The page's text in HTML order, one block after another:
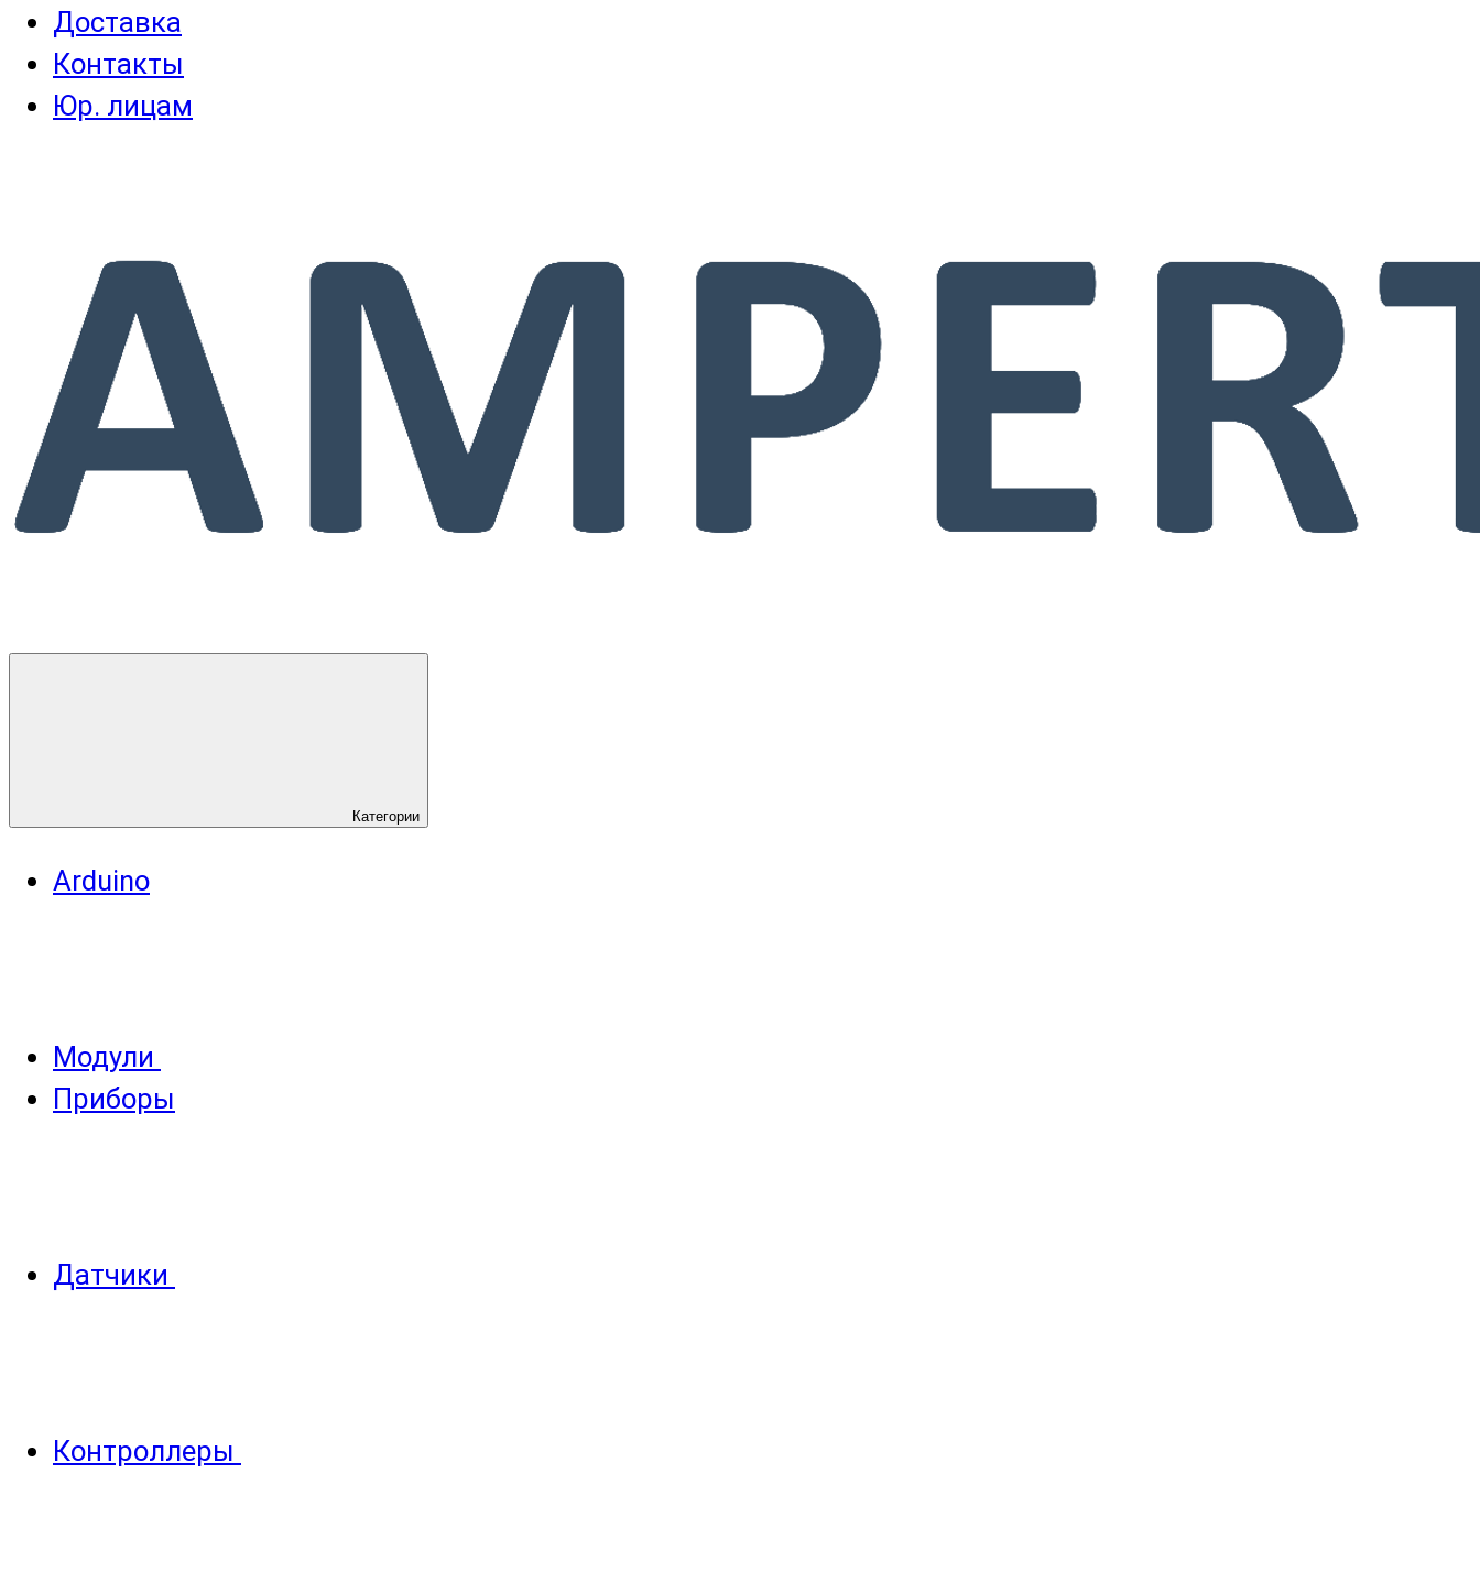
Доставка
Контакты
Юр. лицам
Категории
Arduino
Модули
Приборы
Датчики
Контроллеры